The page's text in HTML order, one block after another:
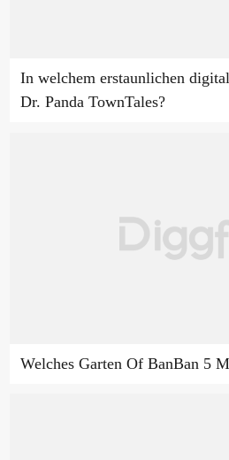
In welchem erstaunlichen
Dr. Panda TownTales?
Welches Garten Of BanBan 5